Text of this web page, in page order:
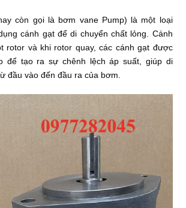
còn gọi là bơm vane Pump) là một loại
cánh gạt để di chuyển chất lỏng. Cánh
rotor và khi rotor quay, các cánh gạt được
để tạo ra sự chênh lệch áp suất, giúp di
đầu vào đến đầu ra của bơm.